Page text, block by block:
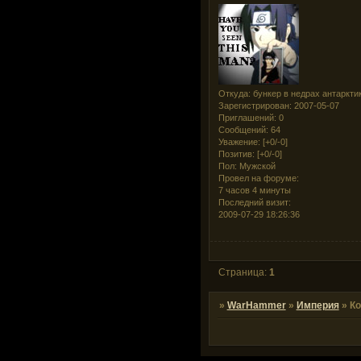
Откуда: бункер в недрах
Зарегистрирован: 2007-05-07
Приглашений: 0
Сообщений: 64
Уважение: [+0/-0]
Позитив: [+0/-0]
Пол: Мужской
Провел на форуме:
7 часов 4 минуты
Последний визит:
2009-07-29 18:26:36
Страница: 1
» WarHammer » Империя »